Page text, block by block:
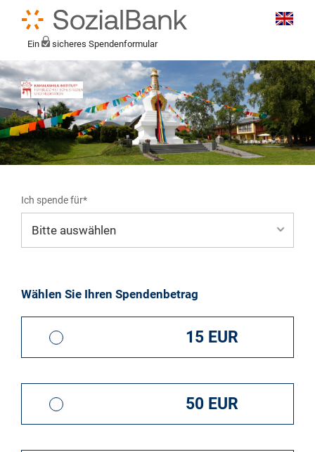
Ein sicheres Spendenformular
Ich spende für*
Wählen Sie Ihren Spendenbetrag
15 EUR
50 EUR